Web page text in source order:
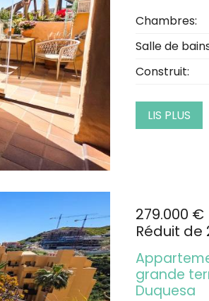
Chambres:
Salle de
Construit:
LIS PLUS
279.000 €
Réduit de
grande
Duquesa